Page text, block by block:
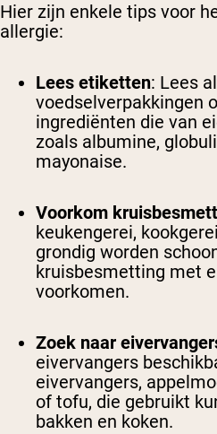
Hier zijn enkele tips voor
allergie:
Lees etiketten: Lees
voedselverpakkingen
ingrediënten die van
zoals albumine,
mayonaise.
Voorkom
keukengerei,
grondig worden
kruisbesmetting met
voorkomen.
Zoek naar
eivervangers
eivervangers,
of tofu, die gebruikt
bakken en koken.